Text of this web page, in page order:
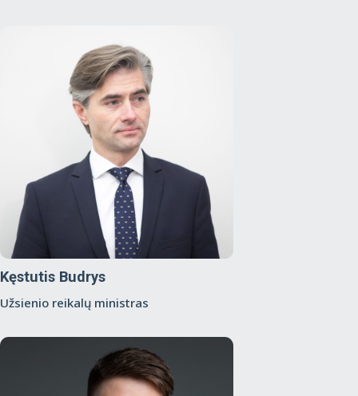
Kęstutis Budrys
Užsienio reikalų ministras